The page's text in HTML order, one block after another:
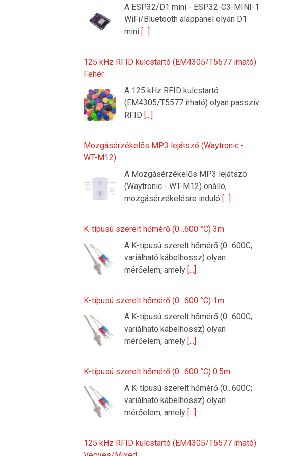
A ESP32/D1 mini - ESP32-C3-MINI-1
WiFi/Bluetooth alappanel olyan D1
mini [...]
125 kHz RFID kulcstartó (EM4305/T5577 írható)
Fehér
A 125 kHz RFID kulcstartó
(EM4305/T5577 írható) olyan passzív
RFID [...]
Mozgásérzékelős MP3 lejátszó (Waytronic -
WT-M12)
A Mozgásérzékelős MP3 lejátszó
(Waytronic - WT-M12) önálló,
mozgásérzékelésre induló [...]
K-típusú szerelt hőmérő (0…600 °C) 3m
A K-típusú szerelt hőmérő (0...600C;
variálható kábelhossz) olyan
mérőelem, amely [...]
K-típusú szerelt hőmérő (0…600 °C) 1m
A K-típusú szerelt hőmérő (0...600C;
variálható kábelhossz) olyan
mérőelem, amely [...]
K-típusú szerelt hőmérő (0…600 °C) 0.5m
A K-típusú szerelt hőmérő (0...600C;
variálható kábelhossz) olyan
mérőelem, amely [...]
125 kHz RFID kulcstartó (EM4305/T5577 írható)